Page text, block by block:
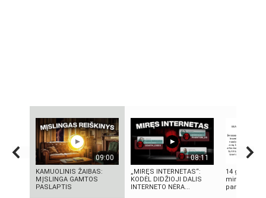
09:00
KAMUOLINIS ŽAIBAS:
MĮSLINGA GAMTOS
PASLAPTIS
08:11
„MIRĘS INTERNETAS“:
KODĖL DIDŽIOJI DALIS
INTERNETO NĖRA...
14 grožio
minutės |
pamoka